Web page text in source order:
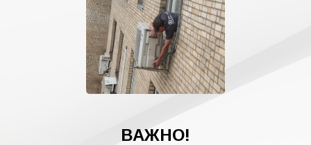
ВАЖНО!